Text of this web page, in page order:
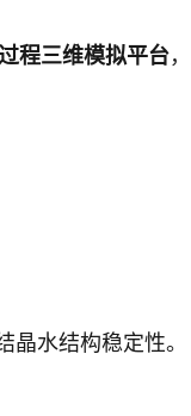
程三维模拟平台
水结构稳定性。